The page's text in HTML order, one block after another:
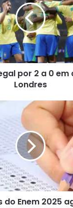
por 2 a 0
Londres
do Enem 2025